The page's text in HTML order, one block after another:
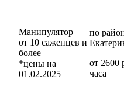
Манипулятор
от 10 саженцев и
более
*цены на
01.02.2025
по
от 2600
часа